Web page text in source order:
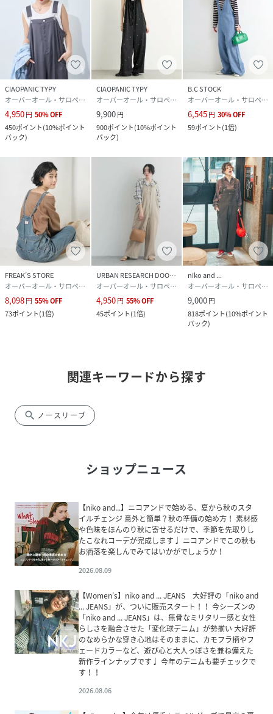
CIAOPANIC TYPY
オーバーオール・サロペット
4,950円 50%OFF
450ポイント(10%ポイント
バック)
CIAOPANIC TYPY
オーバーオール・サロペット
9,900円
900ポイント(10%ポイント
バック)
B.C STOCK
オーバーオール・サロペット
6,545円 30%OFF
59ポイント(1倍)
FREAK’S STORE
オーバーオール・サロペット
8,098円 55%OFF
73ポイント(1倍)
URBAN RESEARCH DOORS
オーバーオール・サロペット
4,950円 55%OFF
45ポイント(1倍)
niko and ...
オーバーオール・サロペット
9,000円
818ポイント(10%ポイント
バック)
関連キーワードから探す
search ノースリーブ
ショップニュース
【niko and...】ニコアンドで始める、夏から秋のスタ
イルチェンジ 意外と簡単？秋の準備の始め方！ 素材感
や色味をほんのり秋に寄せるだけで、季節を先取りし
たこなれコーデが完成します♩ ニコアンドでこの秋も
お洒落を楽しんでみてはいかがでしょうか！
2026.08.09
【Women's】niko and ... JEANS 大好評の「niko and
... JEANS」が、ついに販売スタート！！ 今シーズンの
「niko and ... JEANS」は、無骨なミリタリー感と女性
らしさを融合させた「変化球デニム」が勢揃い 大好評
のなめらかな穿き心地はそのままに、カモフラ柄やフ
ェードカラーなど、遊び心と大人っぽさを兼ね備えた
新作ラインナップです♩ 今年のデニムも要チェックで
す！！
2026.08.06